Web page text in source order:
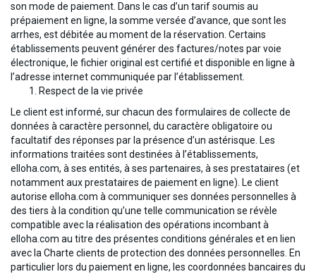
son mode de paiement. Dans le cas d’un tarif soumis au
prépaiement en ligne, la somme versée d’avance, que sont les
arrhes, est débitée au moment de la réservation. Certains
établissements peuvent générer des factures/notes par voie
électronique, le fichier original est certifié et disponible en ligne à
l’adresse internet communiquée par l’établissement.
Respect de la vie privée
Le client est informé, sur chacun des formulaires de collecte de
données à caractère personnel, du caractère obligatoire ou
facultatif des réponses par la présence d’un astérisque. Les
informations traitées sont destinées à l’établissements,
elloha.com, à ses entités, à ses partenaires, à ses prestataires (et
notamment aux prestataires de paiement en ligne). Le client
autorise elloha.com à communiquer ses données personnelles à
des tiers à la condition qu’une telle communication se révèle
compatible avec la réalisation des opérations incombant à
elloha.com au titre des présentes conditions générales et en lien
avec la Charte clients de protection des données personnelles. En
particulier lors du paiement en ligne, les coordonnées bancaires du